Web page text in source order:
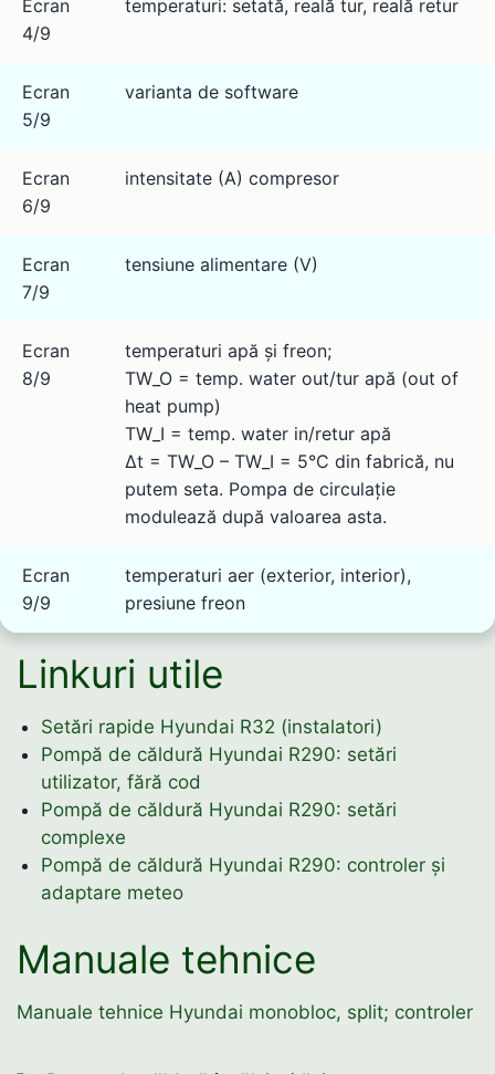
Ecran
4/9
temperaturi: setată, reală tur, reală retur
Ecran
5/9
varianta de software
Ecran
6/9
intensitate (A) compresor
Ecran
7/9
tensiune alimentare (V)
Ecran
8/9
temperaturi apă și freon;
TW_O = temp. water out/tur apă (out of
heat pump)
TW_I = temp. water in/retur apă
Δt = TW_O – TW_I = 5°C din fabrică, nu
putem seta. Pompa de circulație
modulează după valoarea asta.
Ecran
9/9
temperaturi aer (exterior, interior),
presiune freon
Linkuri utile
Setări rapide Hyundai R32 (instalatori)
Pompă de căldură Hyundai R290: setări
utilizator, fără cod
Pompă de căldură Hyundai R290: setări
complexe
Pompă de căldură Hyundai R290: controler și
adaptare meteo
Manuale tehnice
Manuale tehnice Hyundai monobloc, split; controler